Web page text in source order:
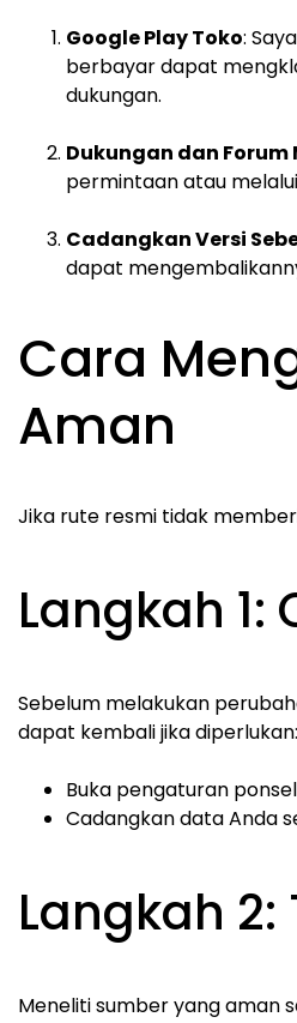
Google Play Toko:
berbayar dapat
dukungan.
Dukungan dan Forum
permintaan atau
Cadangkan Versi
dapat
Cara
Aman
Jika rute resmi tidak
Langkah
Sebelum melakukan
dapat kembali jika diperlukan:
Buka pengaturan
Cadangkan data Anda
Langkah
Meneliti sumber yang aman